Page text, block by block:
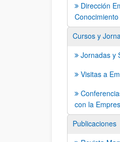
Dirección
Cursos y
Jornadas y
Visitas a
con la
Publicaciones